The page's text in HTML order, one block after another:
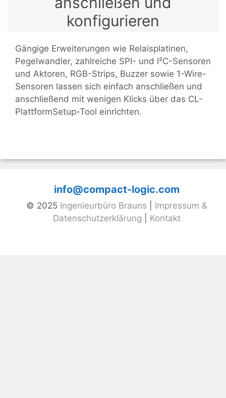
konfigurieren
Gängige Erweiterungen wie Relaisplatinen,
Pegelwandler, zahlreiche SPI- und I²C-Sensoren
und Aktoren, RGB-Strips, Buzzer sowie 1-Wire-
Sensoren lassen sich einfach anschließen und
anschließend mit wenigen Klicks über das CL-
PlattformSetup-Tool einrichten.
info@compact-logic.com
© 2025 Ingenieurbüro Brauns
Impressum &
Datenschutzerklärung
Kontakt